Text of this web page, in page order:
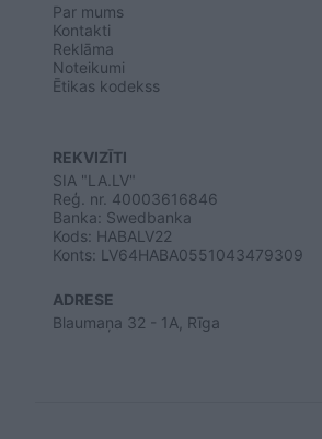
Par mums
Kontakti
Reklāma
Noteikumi
Ētikas kodekss
REKVIZĪTI
SIA "LA.LV"
Reģ. nr. 40003616846
Banka: Swedbanka
Kods: HABALV22
Konts: LV64HABA0551043479309
ADRESE
Blaumaņa 32 - 1A, Rīga